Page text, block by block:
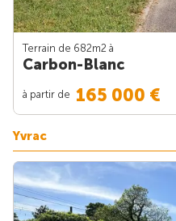
Terrain de 682m2 à
Carbon-Blanc
à partir de 165 000 €
Yvrac